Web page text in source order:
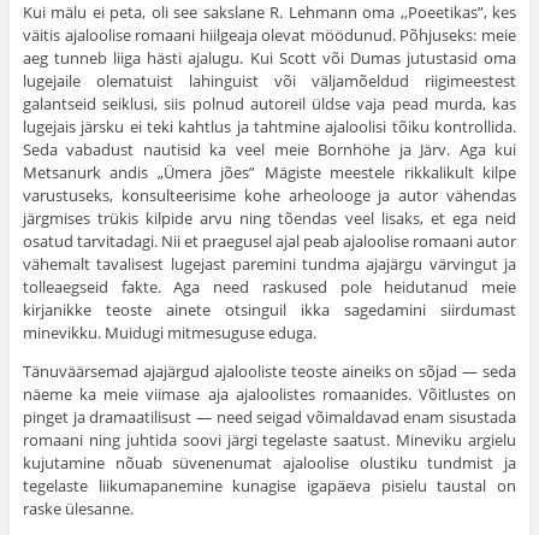
Kui mälu ei peta, oli see sakslane R. Lehmann oma ,,Poeetikas”, kes
väitis ajaloolise romaani hiilgeaja olevat möödunud. Põhjuseks: meie
aeg tunneb liiga hästi ajalugu. Kui Scott või Dumas jutustasid oma
lugejaile olematuist lahinguist või väljamõeldud riigimeestest
galantseid seiklusi, siis polnud autoreil üldse vaja pead murda, kas
lugejais järsku ei teki kahtlus ja tahtmine ajaloolisi tõiku kontrollida.
Seda vabadust nautisid ka veel meie Bornhöhe ja Järv. Aga kui
Metsanurk andis „Ümera jões” Mägiste meestele rikkalikult kilpe
varustuseks, konsulteerisime kohe arheolooge ja autor vähendas
järgmises trükis kilpide arvu ning tõendas veel lisaks, et ega neid
osatud tarvitadagi. Nii et praegusel ajal peab ajaloolise romaani autor
vähemalt tavalisest lugejast paremini tundma ajajärgu värvingut ja
tolleaegseid fakte. Aga need raskused pole heidutanud meie
kirjanikke teoste ainete otsinguil ikka sagedamini siirdumast
minevikku. Muidugi mitmesuguse eduga.
Tänuväärsemad ajajärgud ajalooliste teoste aineiks on sõjad — seda
näeme ka meie viimase aja ajaloolistes romaanides. Võitlustes on
pinget ja dramaatilisust — need seigad võimaldavad enam sisustada
romaani ning juhtida soovi järgi tegelaste saatust. Mineviku argielu
kujutamine nõuab süvenenumat ajaloolise olustiku tundmist ja
tegelaste liikumapanemine kunagise igapäeva pisielu taustal on
raske ülesanne.